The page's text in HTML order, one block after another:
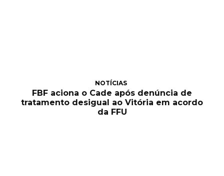
NOTÍCIAS
FBF aciona o Cade após denúncia de
tratamento desigual ao Vitória em acordo
da FFU